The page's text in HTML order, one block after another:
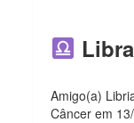
Amigo(a)
Câncer em